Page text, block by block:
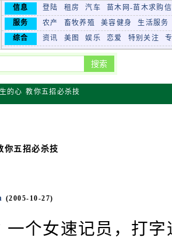
信息 登陆 租房 汽车
苗木网-苗木求购
服务
农产 畜牧养殖 美容健身
生活服务
综合
资讯 美图 娱乐 恋爱 特别关注
的心 教你五招必杀技
你五招必杀技
(2005-10-27)
一个女速记员，打